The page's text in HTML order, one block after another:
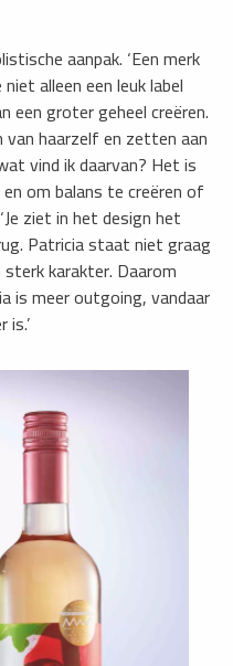
aanpak. ‘Een merk
alleen een leuk label
een groter geheel creëren.
van haarzelf en zetten aan
vind ik daarvan? Het is
om balans te creëren of
ziet in het design het
Patricia staat niet graag
karakter. Daarom
is meer outgoing, vandaar